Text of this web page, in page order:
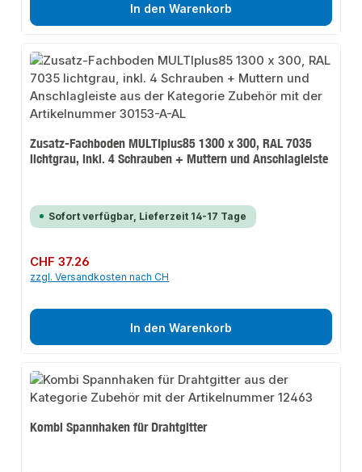
In den Warenkorb
Zusatz-Fachboden MULTIplus85 1300 x 300, RAL 7035
lichtgrau, inkl. 4 Schrauben + Muttern und Anschlagleiste
Sofort verfügbar, Lieferzeit 14-17 Tage
Regulärer Preis:
CHF 37.26
zzgl. Versandkosten nach CH
In den Warenkorb
Kombi Spannhaken für Drahtgitter